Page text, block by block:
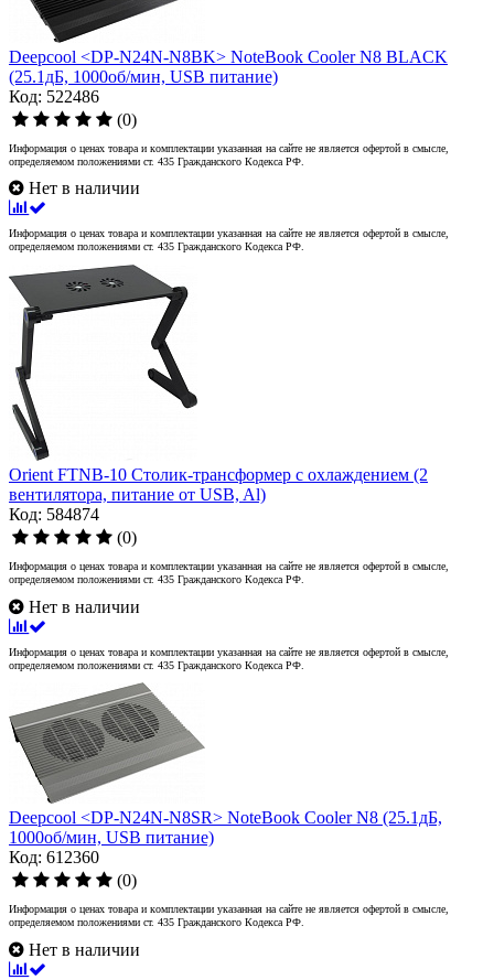
Deepcool <DP-N24N-N8BK> NoteBook Cooler N8 BLACK
(25.1дБ, 1000об/мин, USB питание)
Код: 522486
(0)
Информация о ценах товара и комплектации указанная на сайте не является офертой в смысле,
определяемом положениями ст. 435 Гражданского Кодекса РФ.
Нет в наличии
Информация о ценах товара и комплектации указанная на сайте не является офертой в смысле,
определяемом положениями ст. 435 Гражданского Кодекса РФ.
Orient FTNB-10 Столик-трансформер с охлаждением (2
вентилятора, питание от USB, Al)
Код: 584874
(0)
Информация о ценах товара и комплектации указанная на сайте не является офертой в смысле,
определяемом положениями ст. 435 Гражданского Кодекса РФ.
Нет в наличии
Информация о ценах товара и комплектации указанная на сайте не является офертой в смысле,
определяемом положениями ст. 435 Гражданского Кодекса РФ.
Deepcool <DP-N24N-N8SR> NoteBook Cooler N8 (25.1дБ,
1000об/мин, USB питание)
Код: 612360
(0)
Информация о ценах товара и комплектации указанная на сайте не является офертой в смысле,
определяемом положениями ст. 435 Гражданского Кодекса РФ.
Нет в наличии